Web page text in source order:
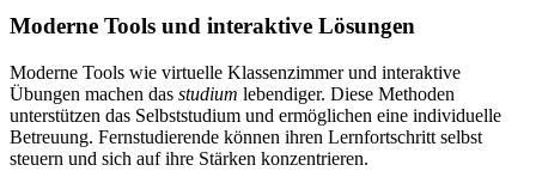
Moderne Tools und interaktive Lösungen
Moderne Tools wie virtuelle Klassenzimmer und interaktive
Übungen machen das studium lebendiger. Diese Methoden
unterstützen das Selbststudium und ermöglichen eine individuelle
Betreuung. Fernstudierende können ihren Lernfortschritt selbst
steuern und sich auf ihre Stärken konzentrieren.